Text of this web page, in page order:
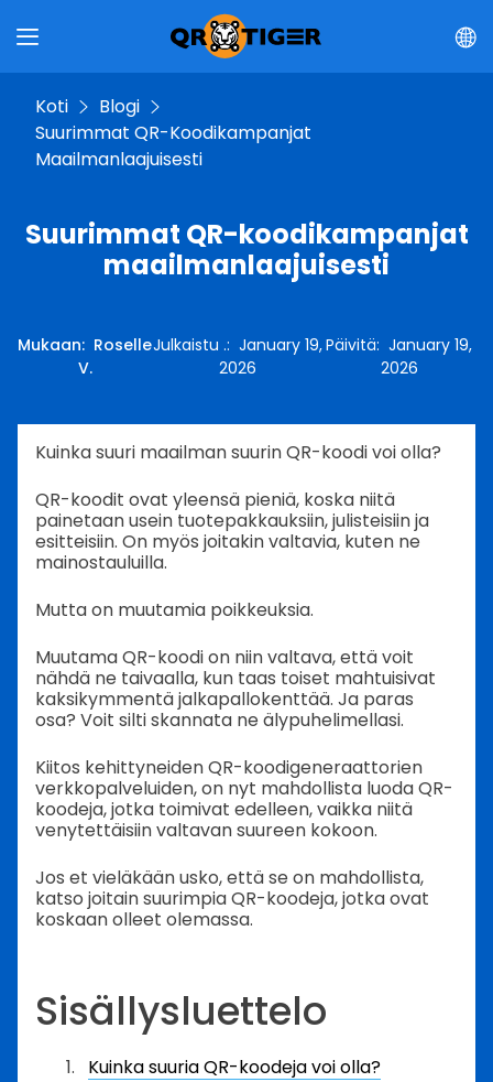
Koti
Blogi
Suurimmat QR-Koodikampanjat
Maailmanlaajuisesti
Suurimmat QR-koodikampanjat
maailmanlaajuisesti
Mukaan: Roselle
V.
Julkaistu .: January 19,
2026
Päivitä:January 19,
2026
Kuinka suuri maailman suurin QR-koodi voi olla?
QR-koodit ovat yleensä pieniä, koska niitä
painetaan usein tuotepakkauksiin, julisteisiin ja
esitteisiin. On myös joitakin valtavia, kuten ne
mainostauluilla.
Mutta on muutamia poikkeuksia.
Muutama QR-koodi on niin valtava, että voit
nähdä ne taivaalla, kun taas toiset mahtuisivat
kaksikymmentä jalkapallokenttää. Ja paras
osa? Voit silti skannata ne älypuhelimellasi.
Kiitos kehittyneiden QR-koodigeneraattorien
verkkopalveluiden, on nyt mahdollista luoda QR-
koodeja, jotka toimivat edelleen, vaikka niitä
venytettäisiin valtavan suureen kokoon.
Jos et vieläkään usko, että se on mahdollista,
katso joitain suurimpia QR-koodeja, jotka ovat
koskaan olleet olemassa.
Sisällysluettelo
Kuinka suuria QR-koodeja voi olla?